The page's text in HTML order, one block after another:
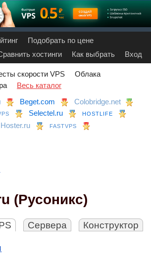
Подобрать по цене
хостинги Как выбрать Вход
скорости VPS
Облака
Весь каталог
Beget.com
Colobridge.net
Selectel.ru HOSTLIFE
Hoster.ru FASTVPS
(Русоникс)
Сервера Конструктор